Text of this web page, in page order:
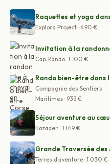
Explora Project · 490 €
Cap Rando · 1 100 €
Compagnie des Sentiers
Maritimes · 935 €
Kazaden · 1 149 €
Terres d'aventure · 1 030 €